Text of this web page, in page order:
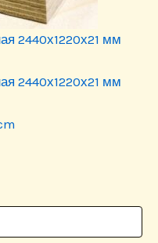
2440х1220х21 мм
2440х1220х21 мм